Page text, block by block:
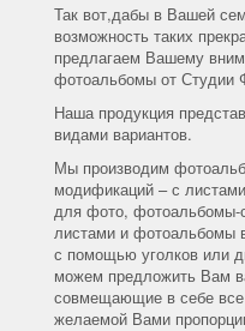
Так вот,дабы в Вашей
возможность таких
предлагаем Вашему
фотоальбомы от Студии
Наша продукция
видами вариантов.
Мы производим
модификаций – с
для фото, фотоальбомы-
листами и фотоальбомы
с помощью уголков или
можем предложить Вам
совмещающие в себе все
желаемой Вами